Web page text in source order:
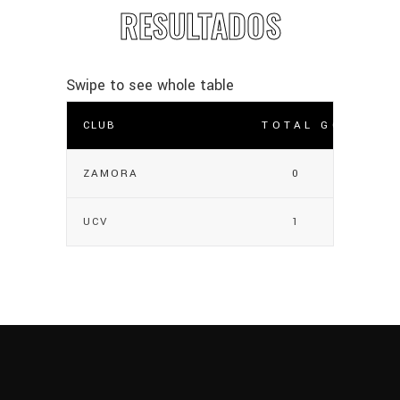
RESULTADOS
CLUB TOTAL GOLES
ZAMORA 0
UCV 1